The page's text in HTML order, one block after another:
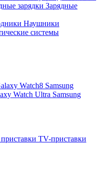
зарядки Зарядные
Наушники
системы
Watch8 Samsung
Watch Ultra Samsung
TV-приставки